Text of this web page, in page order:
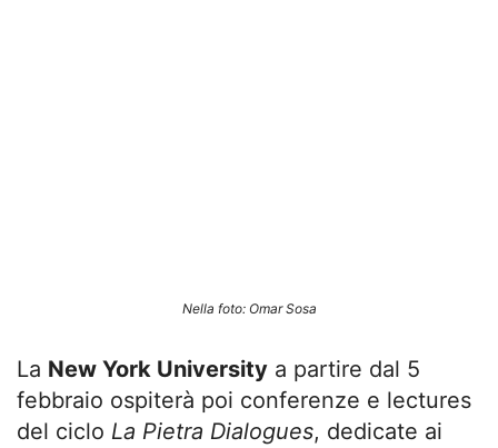
Nella foto: Omar Sosa
La New York University a partire dal 5
febbraio ospiterà poi conferenze e lectures
del ciclo La Pietra Dialogues, dedicate ai